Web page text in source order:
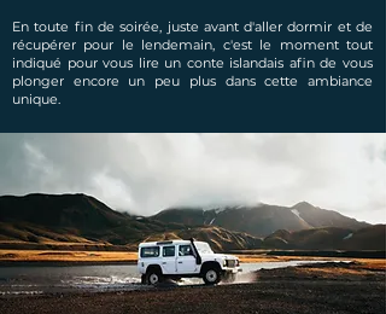
En toute fin de soirée, juste avant d'aller dormir et de
récupérer pour le lendemain, c'est le moment tout
indiqué pour vous lire un conte islandais afin de vous
plonger encore un peu plus dans cette ambiance
unique.